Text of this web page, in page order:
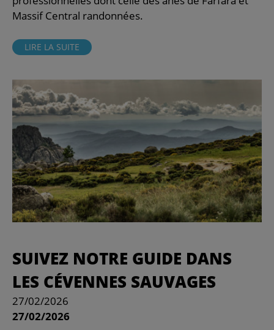
Massif Central randonnées.
LIRE LA SUITE
SUIVEZ NOTRE GUIDE DANS
LES CÉVENNES SAUVAGES
27/02/2026
27/02/2026